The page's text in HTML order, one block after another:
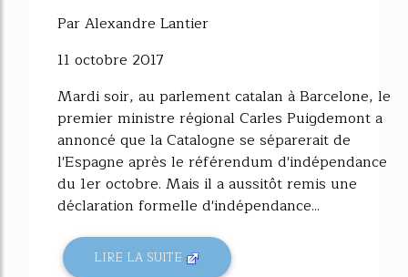
Par Alexandre Lantier
11 octobre 2017
Mardi soir, au parlement catalan à Barcelone, le
premier ministre régional Carles Puigdemont a
annoncé que la Catalogne se séparerait de
l'Espagne après le référendum d'indépendance
du 1er octobre. Mais il a aussitôt remis une
déclaration formelle d'indépendance...
LIRE LA SUITE